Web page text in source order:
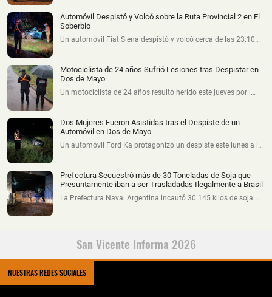
Automóvil Despistó y Volcó sobre la Ruta Provincial 2 en El
Soberbio
Un automóvil Fiat Siena despistó y volcó cerca de las 23:10…
Motociclista de 24 años Sufrió Lesiones tras Despistar en
Dos de Mayo
Un motociclista de 24 años resultó herido este jueves por l…
Dos Mujeres Fueron Asistidas tras el Despiste de un
Automóvil en Dos de Mayo
Un automóvil Ford Ka protagonizó un despiste este lunes a l…
Prefectura Secuestró más de 30 Toneladas de Soja que
Presuntamente iban a ser Trasladadas Ilegalmente a Brasil
La Prefectura Naval Argentina incautó 30.145 kilos de soja …
San Vicente Informa 2026
NUESTRAS REDES SOCIALES